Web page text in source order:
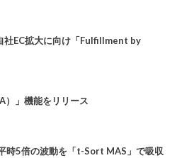
EC拡大に向け「Fulfillment by
）」機能をリリース
時5倍の波動を「t-Sort MAS」で吸収